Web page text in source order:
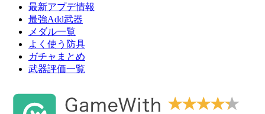
最新アプデ情報
最強Add武器
メダル一覧
よく使う防具
ガチャまとめ
武器評価一覧